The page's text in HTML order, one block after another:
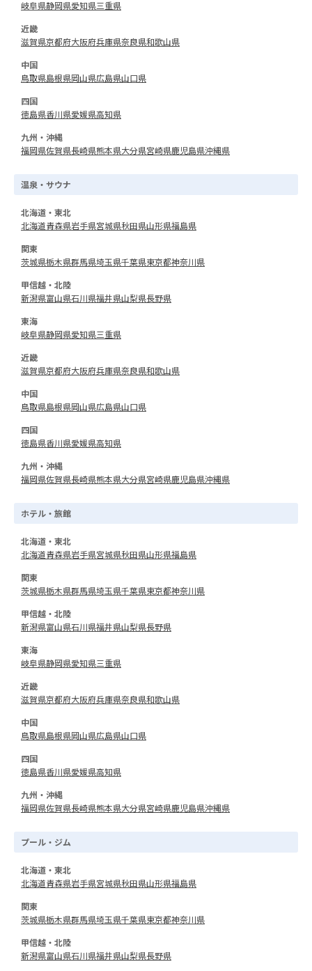
岐阜県静岡県愛知県三重県
近畿
滋賀県京都府大阪府兵庫県奈良県和歌山県
中国
鳥取県島根県岡山県広島県山口県
四国
徳島県香川県愛媛県高知県
九州・沖縄
福岡県佐賀県長崎県熊本県大分県宮崎県鹿児島県沖縄県
温泉・サウナ
北海道・東北
北海道青森県岩手県宮城県秋田県山形県福島県
関東
茨城県栃木県群馬県埼玉県千葉県東京都神奈川県
甲信越・北陸
新潟県富山県石川県福井県山梨県長野県
東海
岐阜県静岡県愛知県三重県
近畿
滋賀県京都府大阪府兵庫県奈良県和歌山県
中国
鳥取県島根県岡山県広島県山口県
四国
徳島県香川県愛媛県高知県
九州・沖縄
福岡県佐賀県長崎県熊本県大分県宮崎県鹿児島県沖縄県
ホテル・旅館
北海道・東北
北海道青森県岩手県宮城県秋田県山形県福島県
関東
茨城県栃木県群馬県埼玉県千葉県東京都神奈川県
甲信越・北陸
新潟県富山県石川県福井県山梨県長野県
東海
岐阜県静岡県愛知県三重県
近畿
滋賀県京都府大阪府兵庫県奈良県和歌山県
中国
鳥取県島根県岡山県広島県山口県
四国
徳島県香川県愛媛県高知県
九州・沖縄
福岡県佐賀県長崎県熊本県大分県宮崎県鹿児島県沖縄県
プール・ジム
北海道・東北
北海道青森県岩手県宮城県秋田県山形県福島県
関東
茨城県栃木県群馬県埼玉県千葉県東京都神奈川県
甲信越・北陸
新潟県富山県石川県福井県山梨県長野県